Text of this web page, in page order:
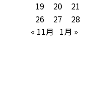
19
20 21
26
27 28
« 11月
1月 »